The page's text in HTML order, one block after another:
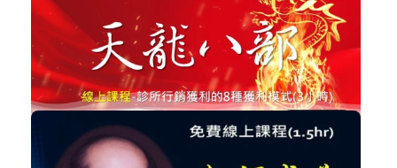
經營管理 立即加入
購買後有效期限：課程下架時
3572
NT$3,999
牙醫診所自費行銷的8大獲利模式